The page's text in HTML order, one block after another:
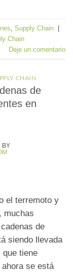
, Supply Chain
Chain
Deje un comentario
CHAIN
de
en
BY
el terremoto y
muchas
de
siendo llevada
que tiene
se está